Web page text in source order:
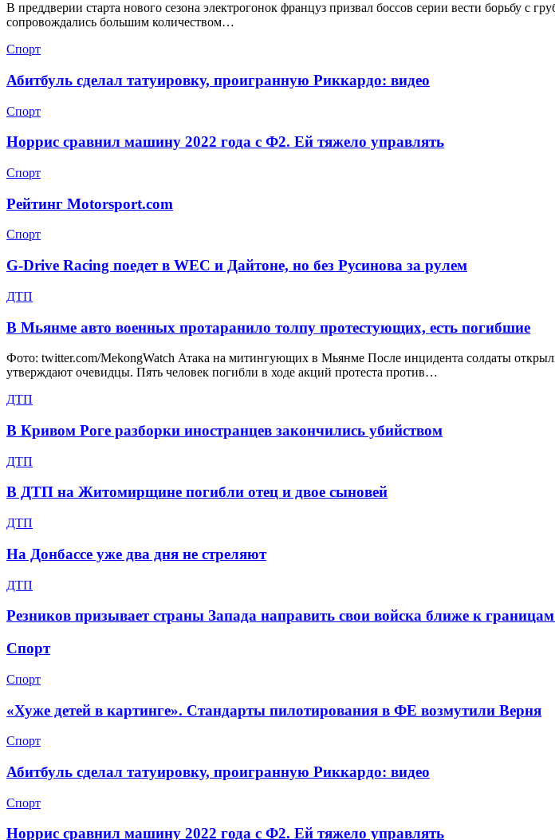
В преддверии старта нового сезона электрогонок француз призвал боссов серии вести борьбу с
сопровождались большим количеством…
Спорт
Абитбуль сделал татуировку, проигранную Риккардо: видео
Спорт
Норрис сравнил машину 2022 года с Ф2. Ей тяжело управлять
Спорт
Рейтинг Motorsport.com
Спорт
G-Drive Racing поедет в WEC и Дайтоне, но без Русинова за рулем
ДТП
В Мьянме авто военных протаранило толпу протестующих, есть погибшие
Фото: twitter.com/MekongWatch Атака на митингующих в Мьянме После инцидента солдаты
утверждают очевидцы. Пять человек погибли в ходе акций протеста против…
ДТП
В Кривом Роге разборки иностранцев закончились убийством
ДТП
В ДТП на Житомирщине погибли отец и двое сыновей
ДТП
На Донбассе уже два дня не стреляют
ДТП
Резников призывает страны Запада направить свои войска ближе к
Спорт
Спорт
«Хуже детей в картинге». Стандарты пилотирования в ФЕ возмутили Верня
Спорт
Абитбуль сделал татуировку, проигранную Риккардо: видео
Спорт
Норрис сравнил машину 2022 года с Ф2. Ей тяжело управлять